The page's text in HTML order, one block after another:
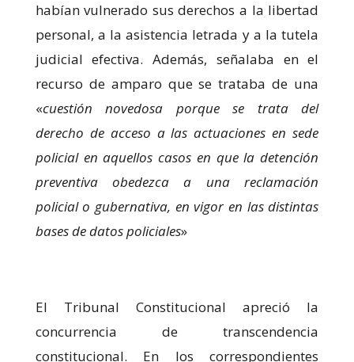
habían vulnerado sus derechos a la libertad
personal, a la asistencia letrada y a la tutela
judicial efectiva. Además, señalaba en el
recurso de amparo que se trataba de una
«cuestión novedosa porque se trata del
derecho de acceso a las actuaciones en sede
policial en aquellos casos en que la detención
preventiva obedezca a una reclamación
policial o gubernativa, en vigor en las distintas
bases de datos policiales»
El Tribunal Constitucional apreció la
concurrencia de transcendencia
constitucional. En los correspondientes